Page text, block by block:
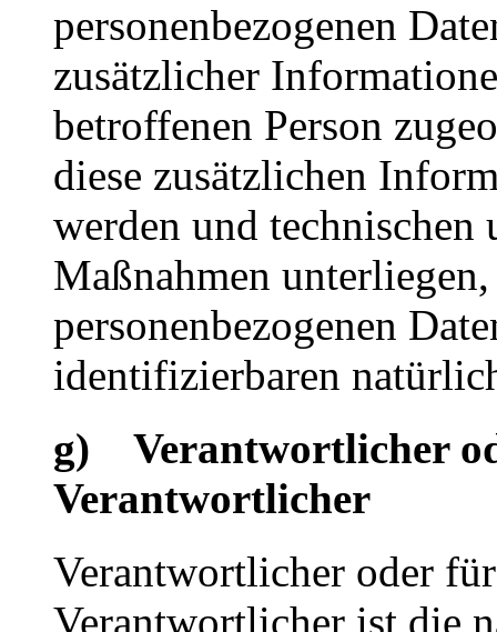
personenbezogenen
zusätzlicher
betroffenen Person
diese zusätzlichen
werden und technischen
Maßnahmen
personenbezogenen
identifizierbaren
g) Verantwortlicher
Verantwortlicher
Verantwortlicher oder
Verantwortlicher ist die